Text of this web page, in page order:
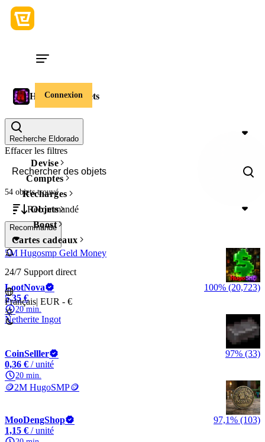
Connexion
Recherche Eldorado
Devise
Comptes
Recharges
Objets
Boost
Cartes cadeaux
24/7 Support direct
Français| EUR - €
HugoSMP Objets
Prix
Effacer les filtres
54 objetstrouvé
Recommandé
Recommandé
5M Hugosmp Geld Money
LootNova
100% (20,723)
5,35 €
20 min.
Netherite Ingot
CoinSelller
97% (33)
0,36 € / unité
20 min.
🪙2M HugoSMP🪙
MooDengShop
97,1% (103)
1,15 € / unité